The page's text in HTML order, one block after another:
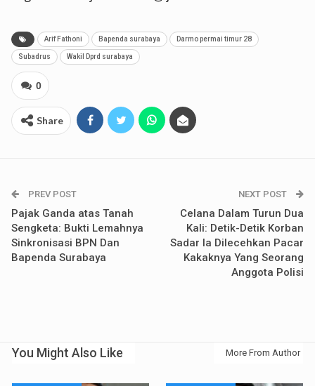
Arif Fathoni Bapenda surabaya Darmo permai timur 28
Subadrus Wakil Dprd surabaya
0
Share
PREV POST
Pajak Ganda atas Tanah
Sengketa: Bukti Lemahnya
Sinkronisasi BPN Dan
Bapenda Surabaya
NEXT POST
Celana Dalam Turun Dua
Kali: Detik-Detik Korban
Sadar Ia Dilecehkan Pacar
Kakaknya Yang Seorang
Anggota Polisi
You Might Also Like More From Author